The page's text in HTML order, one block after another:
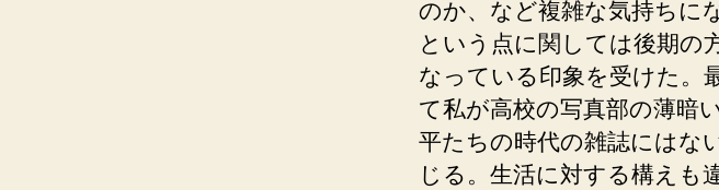
のか、など複雑な気持ちに
という点に関しては後期の
なっている印象を受けた。
て私が高校の写真部の薄暗
平たちの時代の雑誌にはな
じる。生活に対する構えも